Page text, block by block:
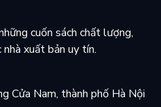
cuốn sách chất lượng,
xuất bản uy tín.
Cửa Nam, thành phố Hà Nội